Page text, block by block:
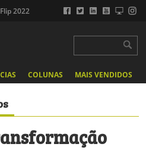
2022
COLUNAS MAIS VENDIDOS